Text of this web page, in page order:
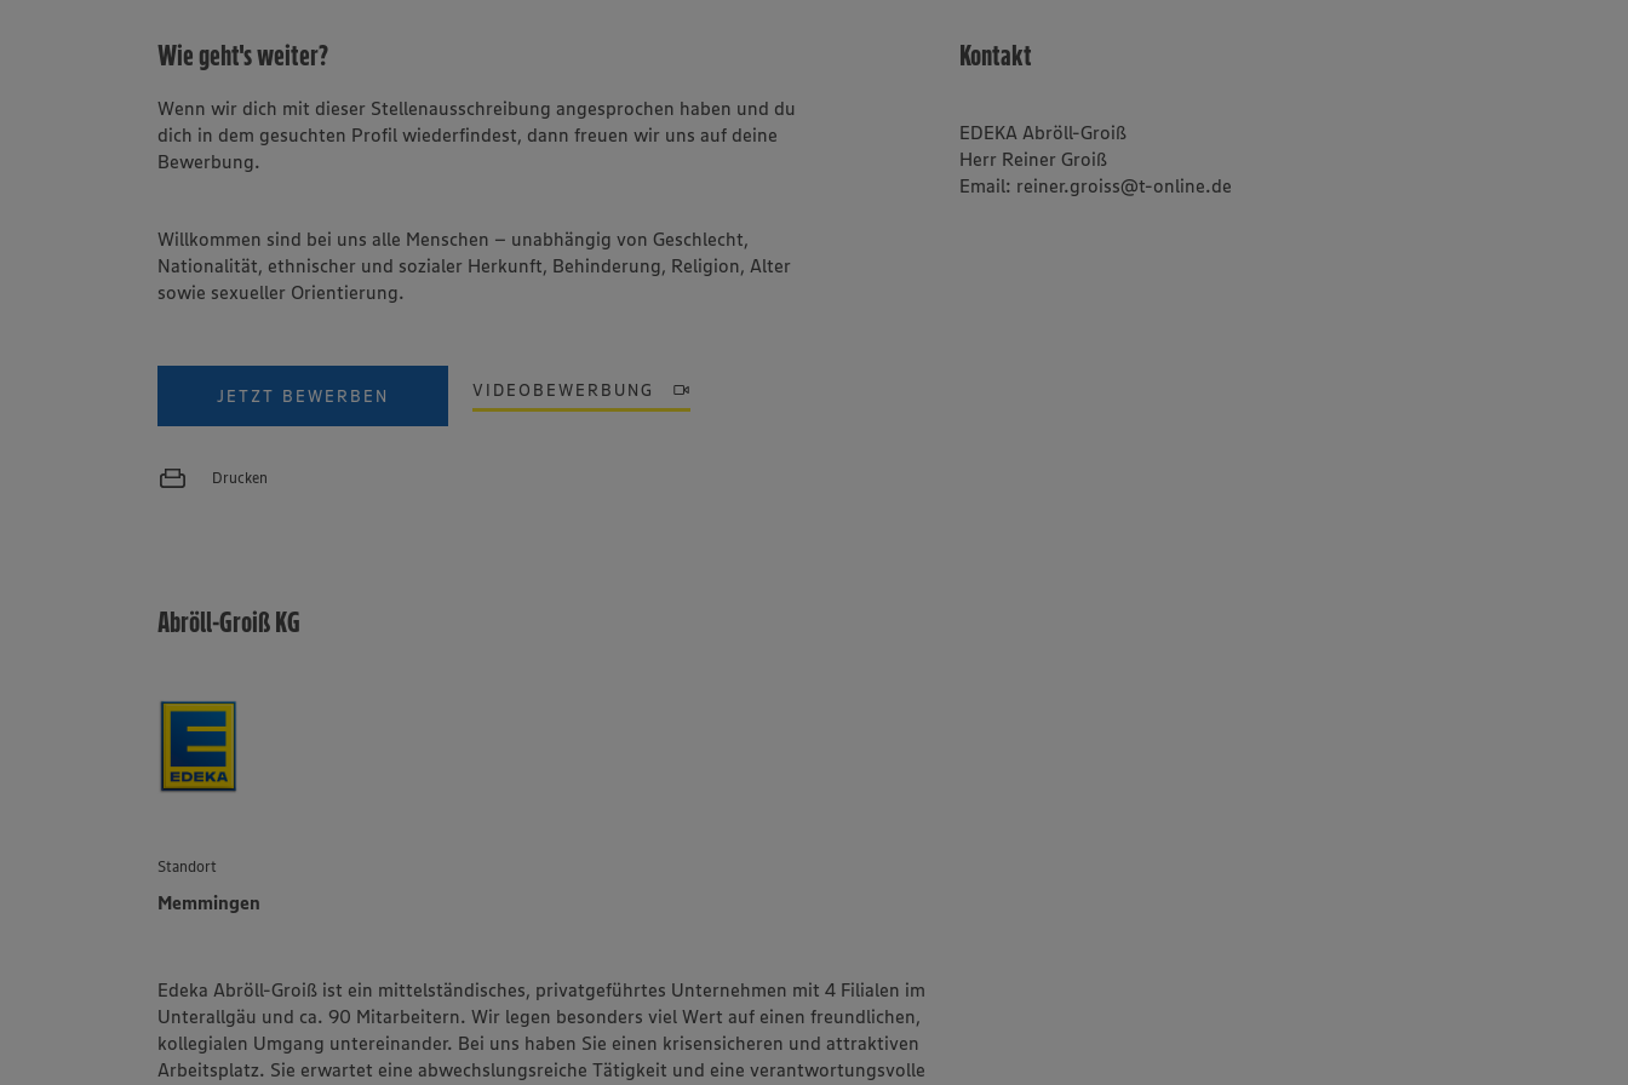
Wie geht's weiter?
Wenn wir dich mit dieser Stellenausschreibung angesprochen haben und du
dich in dem gesuchten Profil wiederfindest, dann freuen wir uns auf deine
Bewerbung.
Willkommen sind bei uns alle Menschen – unabhängig von Geschlecht,
Nationalität, ethnischer und sozialer Herkunft, Behinderung, Religion, Alter
sowie sexueller Orientierung.
JETZT BEWERBEN VIDEOBEWERBUNG
Drucken
Kontakt
EDEKA Abröll-Groiß
Herr Reiner Groiß
Email: reiner.groiss@t-online.de
Abröll-Groiß KG
Standort
Memmingen
Edeka Abröll-Groiß ist ein mittelständisches, privatgeführtes Unternehmen mit 4 Filialen im
Unterallgäu und ca. 90 Mitarbeitern. Wir legen besonders viel Wert auf einen freundlichen,
kollegialen Umgang untereinander. Bei uns haben Sie einen krisensicheren und attraktiven
Arbeitsplatz. Sie erwartet eine abwechslungsreiche Tätigkeit und eine verantwortungsvolle